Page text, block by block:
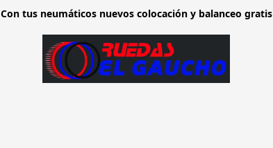
Con tus neumáticos nuevos colocación y balanceo gratis